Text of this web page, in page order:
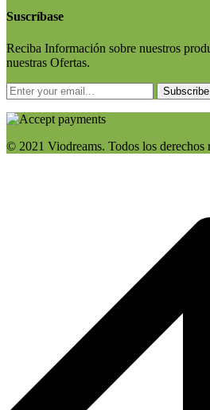
Suscríbase
Reciba Información sobre nuestros
nuestras Ofertas.
Subscribe
© 2021 Viodreams. Todos los derechos